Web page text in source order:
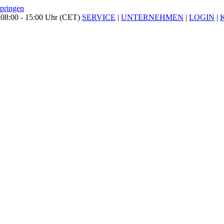
- 15:00 Uhr (CET) SERVICE | UNTERNEHMEN | LOGIN |